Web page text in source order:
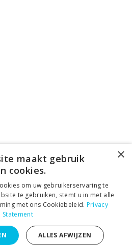
RIGHTS RESERVED. –Privacy
Algemene voorwaarden
×
maakt gebruik
cookies.
om uw gebruikerservaring te
te gebruiken, stemt u in met alle
met ons Cookiebeleid. Privacy
Statement
ALLES AFWIJZEN